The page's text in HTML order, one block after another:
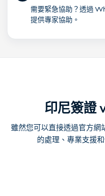
需要緊急協助？透過
提供專家協助。
印尼簽證
雖然您可以直接透過官方網
的處理、專業支援